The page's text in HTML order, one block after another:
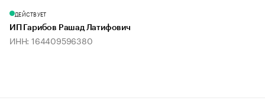
ДЕЙСТВУЕТ
ИП Гарибов Рашад Латифович
ИНН: 164409596380